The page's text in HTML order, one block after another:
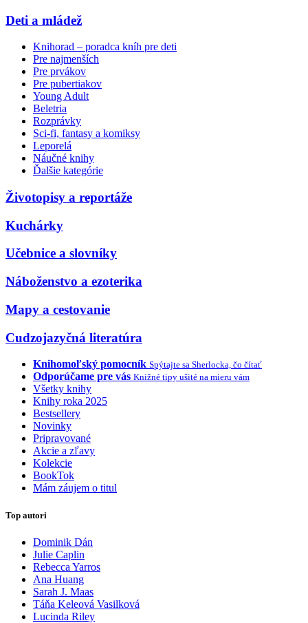
Deti a mládež
Knihorad – poradca kníh pre deti
Pre najmenších
Pre prvákov
Pre pubertiakov
Young Adult
Beletria
Rozprávky
Sci-fi, fantasy a komiksy
Leporelá
Náučné knihy
Ďalšie kategórie
Životopisy a reportáže
Kuchárky
Učebnice a slovníky
Náboženstvo a ezoterika
Mapy a cestovanie
Cudzojazyčná literatúra
Knihomoľský pomocník Spýtajte sa Sherlocka, čo čítať
Odporúčame pre vás Knižné tipy ušité na mieru vám
Všetky knihy
Knihy roka 2025
Bestsellery
Novinky
Pripravované
Akcie a zľavy
Kolekcie
BookTok
Mám záujem o titul
Top autori
Dominik Dán
Julie Caplin
Rebecca Yarros
Ana Huang
Sarah J. Maas
Táňa Keleová Vasilková
Lucinda Riley